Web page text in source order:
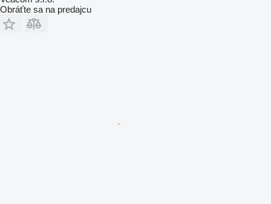
Obráťte sa na predajcu